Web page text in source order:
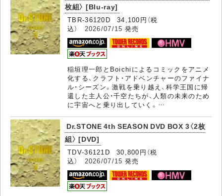
枚組〉 [Blu-ray]
TBR-36120D 34,100円（税
込） 2026/07/15 発売
稲垣理一郎とBoichiによるコミックをアニメ
化する、クラフト・アドベンチャーのファイナ
ル・シーズン。激戦を乗り越え、科学王国に帰
還した主人公・千空たちが、人類の未来のため
に宇宙へと乗り出していく。…
Dr.STONE 4th SEASON DVD BOX 3〈2枚
組〉 [DVD]
TDV-36121D 30,800円（税
込） 2026/07/15 発売